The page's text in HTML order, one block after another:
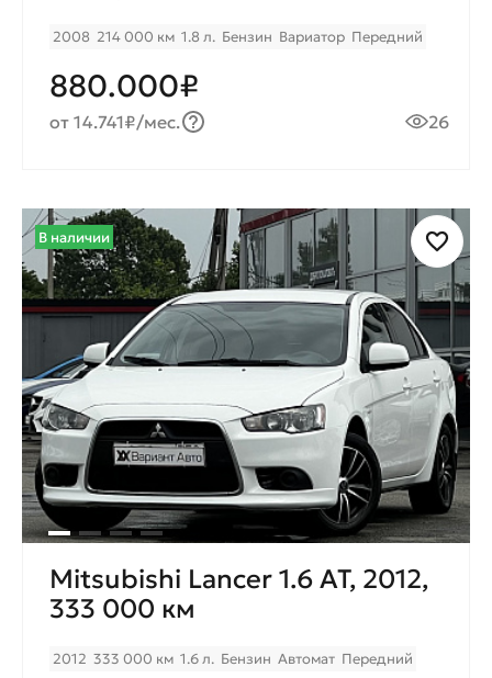
2008 214 000 км 1.8 л. Бензин Вариатор Передний
880.000₽
от 14.741₽/мес. 26
В наличии
Mitsubishi Lancer 1.6 AT, 2012,
333 000 км
2012 333 000 км 1.6 л. Бензин Автомат Передний